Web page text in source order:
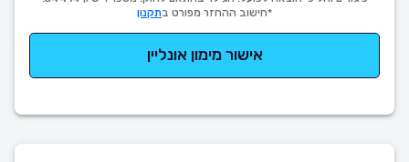
*חישוב ההחזר מפורט בתקנון
אישור מימון אונליין